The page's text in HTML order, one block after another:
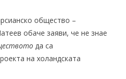
общество –
обаче заяви, че не знае
да са
на холандската